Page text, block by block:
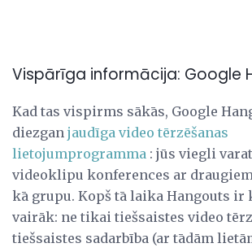
Vispārīga informācija: Google
Kad tas vispirms sākās, Google
diezgan jaudīga video tērzēšanas
lietojumprogramma : jūs viegli
videoklipu konferences ar
kā grupu. Kopš tā laika Hangouts ir
vairāk: ne tikai tiešsaistes video
tiešsaistes sadarbība (ar tādām